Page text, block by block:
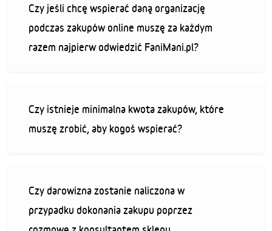
Czy jeśli chcę wspierać daną organizację
podczas zakupów online muszę za każdym
razem najpierw odwiedzić FaniMani.pl?
Czy istnieje minimalna kwota zakupów, które
muszę zrobić, aby kogoś wspierać?
Czy darowizna zostanie naliczona w
przypadku dokonania zakupu poprzez